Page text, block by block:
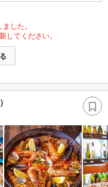
した。
してください。